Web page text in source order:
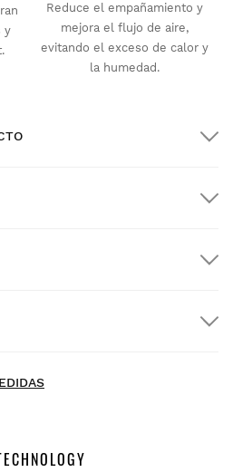
y
Reduce el empañamiento y
mejora el flujo de aire,
evitando el exceso de calor y
la humedad.
desde $300.00